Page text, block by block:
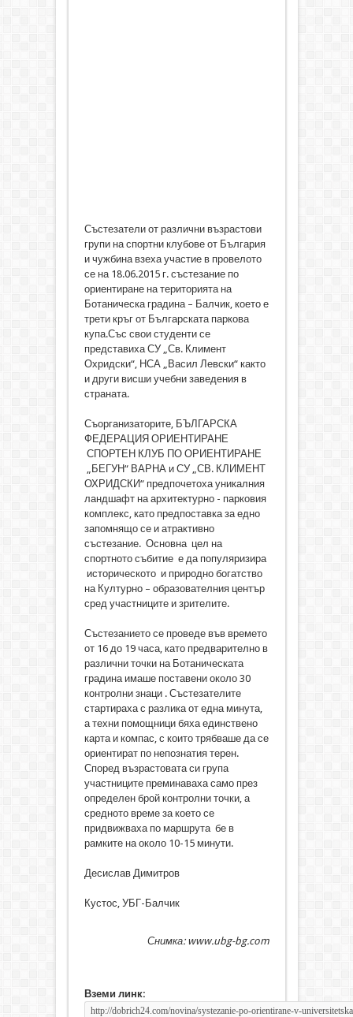
Състезатели от различни възрастови
групи на спортни клубове от България
и чужбина взеха участие в провелото
се на 18.06.2015 г. състезание по
ориентиране на територията на
Ботаническа градина – Балчик, което е
трети кръг от Българската паркова
купа.Със свои студенти се
представиха СУ „Св. Климент
Охридски“, НСА „Васил Левски“ както
и други висши учебни заведения в
страната.
Съорганизаторите, БЪЛГАРСКА
ФЕДЕРАЦИЯ ОРИЕНТИРАНЕ
СПОРТЕН КЛУБ ПО ОРИЕНТИРАНЕ
„БЕГУН“ ВАРНА и СУ „СВ. КЛИМЕНТ
ОХРИДСКИ“ предпочетоха уникалния
ландшафт на архитектурно - парковия
комплекс, като предпоставка за едно
запомнящо се и атрактивно
състезание. Основна цел на
спортното събитие е да популяризира
историческото и природно богатство
на Културно – образователния център
сред участниците и зрителите.
Състезанието се проведе във времето
от 16 до 19 часа, като предварително в
различни точки на Ботаническата
градина имаше поставени около 30
контролни знаци . Състезателите
стартираха с разлика от една минута,
а техни помощници бяха единствено
карта и компас, с които трябваше да се
ориентират по непознатия терен.
Според възрастовата си група
участниците преминаваха само през
определен брой контролни точки, а
средното време за което се
придвижваха по маршрута бе в
рамките на около 10-15 минути.
Десислав Димитров
Кустос, УБГ-Балчик
Снимка: www.ubg-bg.com
Вземи линк: